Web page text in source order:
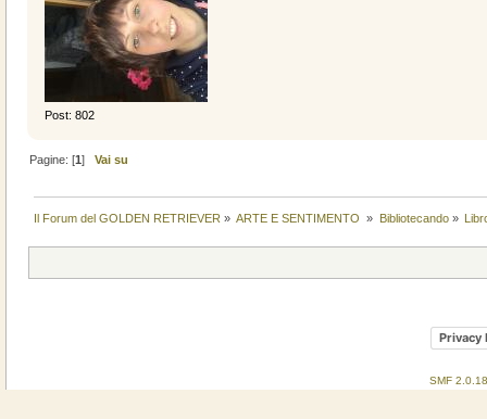
Post: 802
Pagine: [1]Vai su
Il Forum del GOLDEN RETRIEVER » ARTE E SENTIMENTO » Bibliotecando»
Privacy
SMF 2.0.18